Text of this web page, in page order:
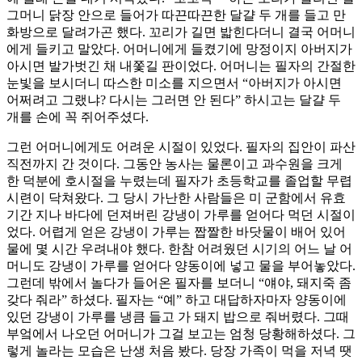
그머니 닭장 안으로 들어가 따끈따끈한 달걀 두 개를 들고 만
화방으로 달려가곤 했다. 꼬리가 길면 밟힌다더니 결국 어머니
에게 들키고 말았다. 어머니에게 들켰기에 망정이지 아버지가
아시면 발가벗긴 채 내쫓길 판이었다. 어머니는 필자의 간절한
눈빛을 보시더니 따스한 미소를 지으면서 “아버지가 아시면
어쩌려고 그랬냐? 다시는 그러면 안 된다” 하시고는 달걀 두
개를 손에 꼭 쥐어주셨다.
그런 어머니에게도 어려운 시절이 있었다. 필자의 집안이 파산
직전까지 간 것이다. 그동안 농사는 물론이고 과수원을 크게
한 덕분에 호시절을 누렸는데 필자가 초등학교를 졸업할 무렵
시련이 닥쳐왔다. 그 당시 가난한 사람들은 미 군함에서 유효
기간 지나 바다에 던져버린 강냉이 가루를 얻어다 먹던 시절이
었다. 어렵게 얻은 강냉이 가루는 짭짤한 바닷물이 배어 있어
물에 몇 시간 우려내야 했다. 한참 어려웠던 시기의 어느 날 어
머니도 강냉이 가루를 얻어다 양동이에 넣고 물을 부어놓았다.
그런데 밖에서 놀다가 들어온 필자를 보더니 “얘야, 돼지죽 좀
갖다 줘라” 하셨다. 필자는 “예” 하고 대답하자마자 양동이에
있던 강냉이 가루를 냉큼 들고 가 돼지 밥으로 줘버렸다. 그때
부엌에서 나오던 어머니가 그걸 보고는 엄청 당황해하셨다. 그
렇게 놀라는 모습은 난생 처음 봤다. 당장 가족이 먹을 저녁 땟